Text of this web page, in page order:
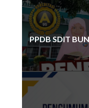
PPDB SDIT